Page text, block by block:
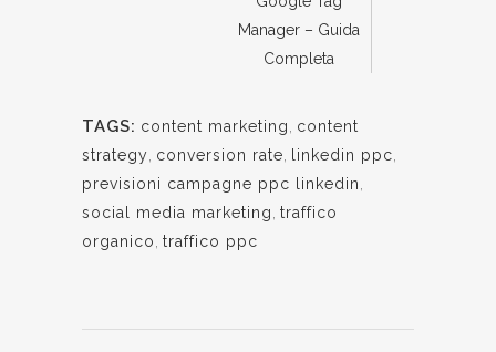
Manager – Guida
Completa
TAGS: content marketing
content
strategy conversion rate linkedin ppc
previsioni campagne ppc linkedin
social media marketing traffico
organico traffico ppc